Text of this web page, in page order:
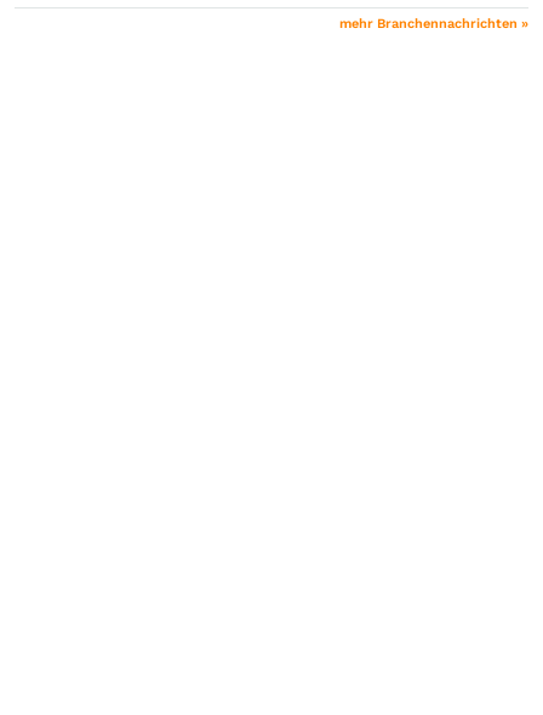
mehr Branchennachrichten »